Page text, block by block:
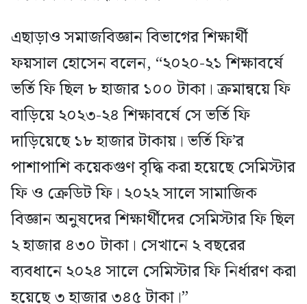
এছাড়াও সমাজবিজ্ঞান বিভাগের শিক্ষার্থী
ফয়সাল হোসেন বলেন, “২০২০-২১ শিক্ষাবর্ষে
ভর্তি ফি ছিল ৮ হাজার ১০০ টাকা। ক্রমান্বয়ে ফি
বাড়িয়ে ২০২৩-২৪ শিক্ষাবর্ষে সে ভর্তি ফি
দাড়িয়েছে ১৮ হাজার টাকায়। ভর্তি ফি’র
পাশাপাশি কয়েকগুণ বৃদ্ধি করা হয়েছে সেমিস্টার
ফি ও ক্রেডিট ফি। ২০২২ সালে সামাজিক
বিজ্ঞান অনুষদের শিক্ষার্থীদের সেমিস্টার ফি ছিল
২ হাজার ৪৩০ টাকা। সেখানে ২ বছরের
ব্যবধানে ২০২৪ সালে সেমিস্টার ফি নির্ধারণ করা
হয়েছে ৩ হাজার ৩৪৫ টাকা।”